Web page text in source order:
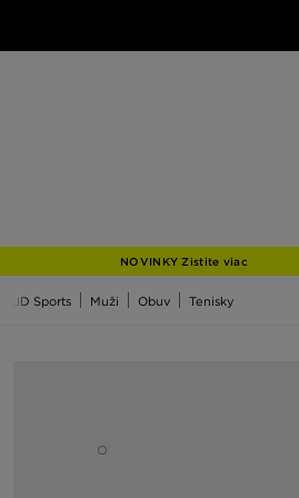
NOVINKY Zistite viac
JD Sports Muži Obuv Tenisky